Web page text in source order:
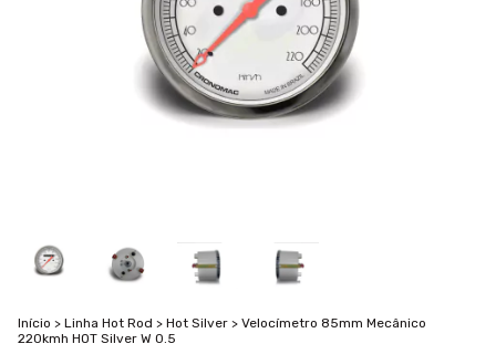
Início > Linha Hot Rod > Hot Silver > Velocímetro 85mm Mecânico
220kmh HOT Silver W 0.5